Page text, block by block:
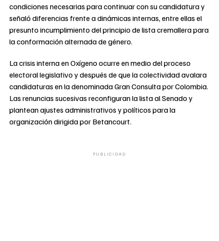
condiciones necesarias para continuar con su candidatura y
señaló diferencias frente a dinámicas internas, entre ellas el
presunto incumplimiento del principio de lista cremallera para
la conformación alternada de género.
La crisis interna en Oxígeno ocurre en medio del proceso
electoral legislativo y después de que la colectividad avalara
candidaturas en la denominada Gran Consulta por Colombia.
Las renuncias sucesivas reconfiguran la lista al Senado y
plantean ajustes administrativos y políticos para la
organización dirigida por Betancourt.
PUBLICIDAD